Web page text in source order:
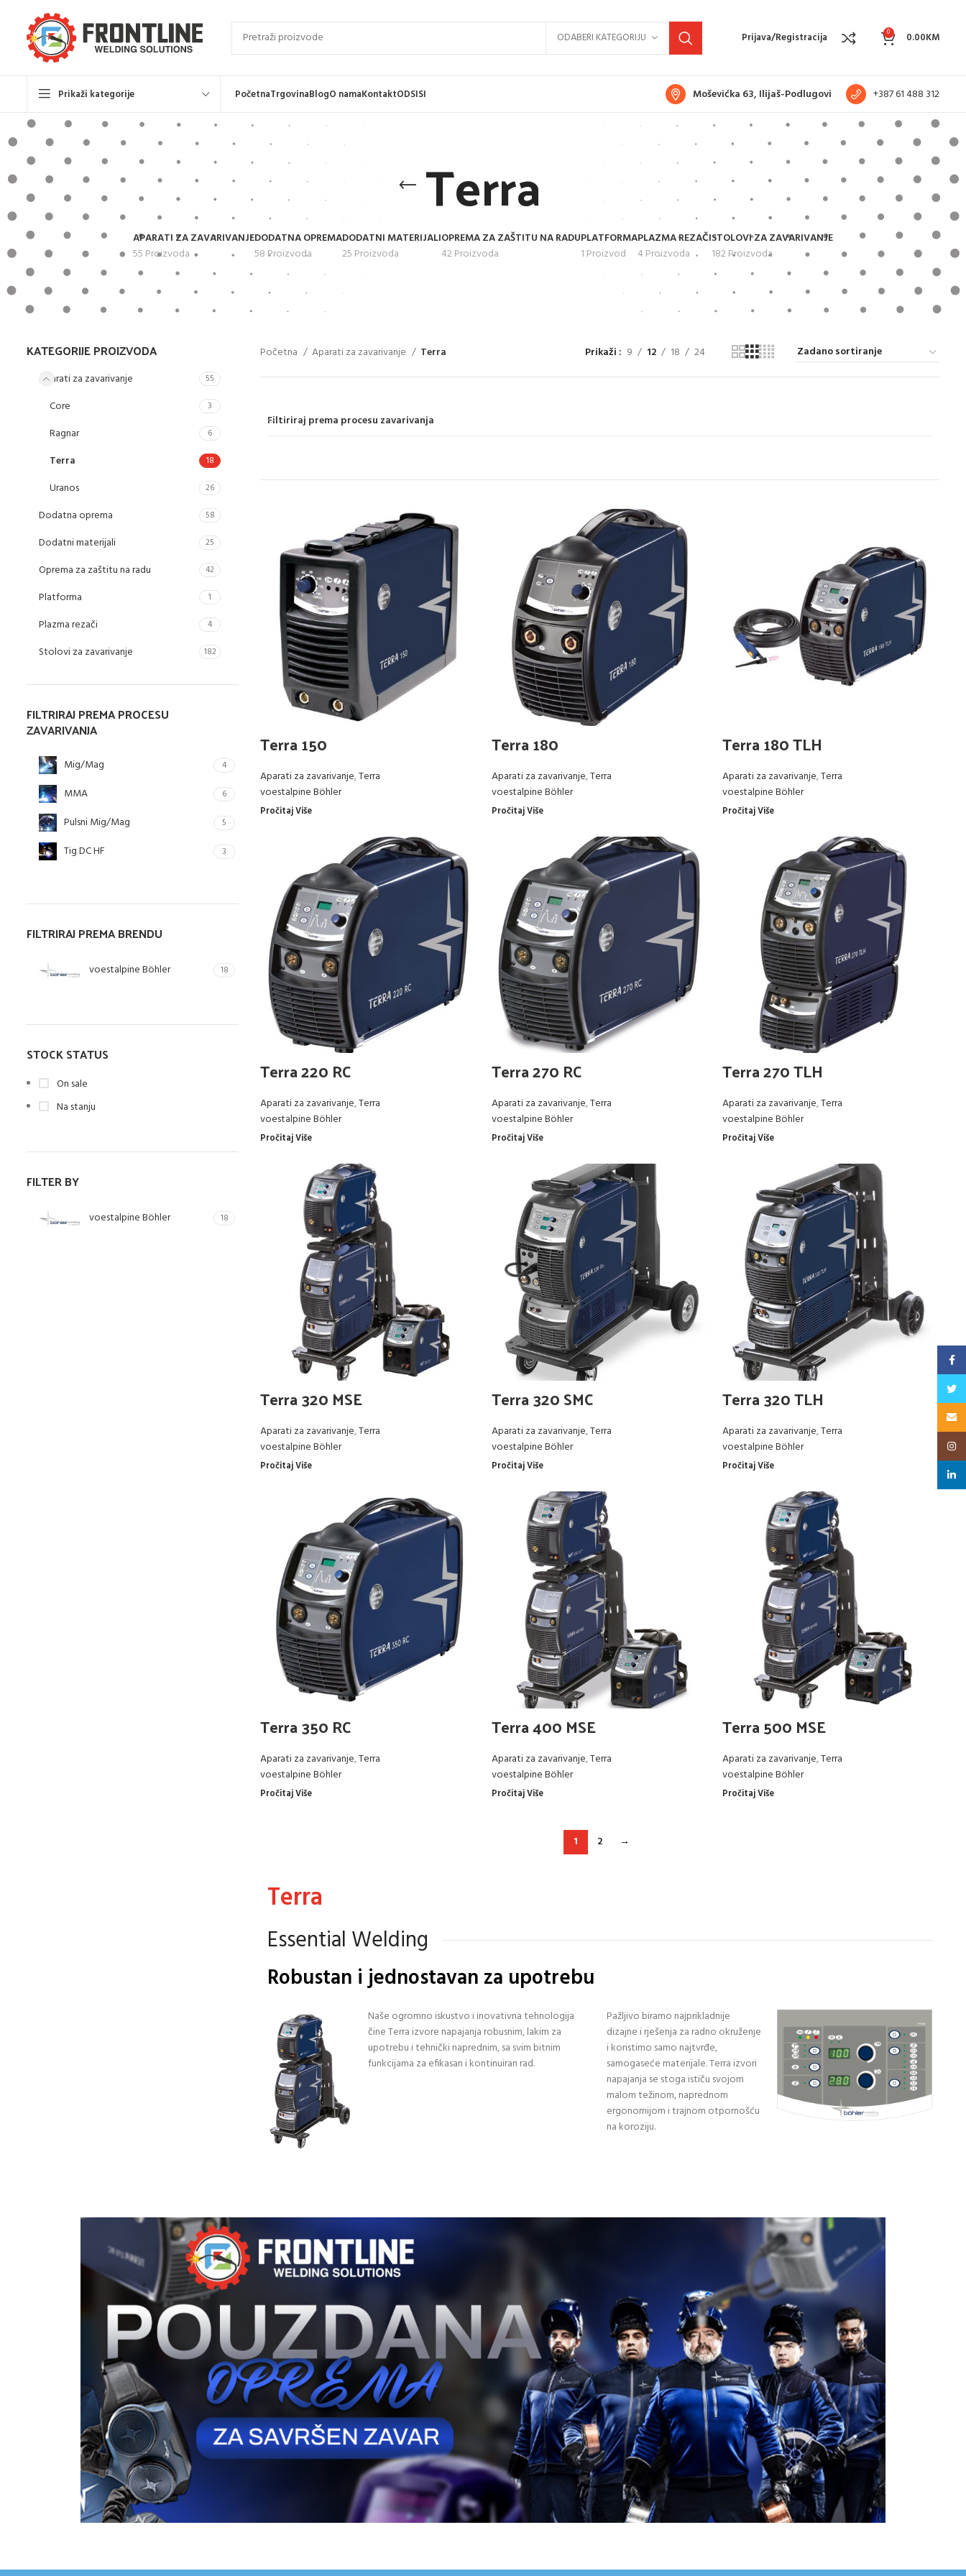
ODABERI KATEGORIJU Prijava/Registracija 0 0.00KM
Prikaži kategorije PočetnaTrgovinaBlogO namaKontaktODSISI Moševićka 63, Ilijaš-Podlugovi +387 61 488 312
Terra
APARATI ZA ZAVARIVANJE
55 Proizvoda
DODATNA OPREMA
58 Proizvoda
DODATNI MATERIJALI
25 Proizvoda
OPREMA ZA ZAŠTITU NA RADU
42 Proizvoda
PLATFORMA
1 Proizvod
PLAZMA REZAČI
4 Proizvoda
STOLOVI ZA ZAVARIVANJE
182 Proizvoda
KATEGORIJE PROIZVODA
Aparati za zavarivanje 55
Core 3
Ragnar 6
Terra 18
Uranos 26
Dodatna oprema 58
Dodatni materijali 25
Oprema za zaštitu na radu 42
Platforma 1
Plazma rezači 4
Stolovi za zavarivanje 182
FILTRIRAJ PREMA PROCESU
ZAVARIVANJA
Mig/Mag 4
MMA 6
Pulsni Mig/Mag 5
Tig DC HF 3
FILTRIRAJ PREMA BRENDU
voestalpine Böhler 18
STOCK STATUS
On sale
Na stanju
FILTER BY
voestalpine Böhler 18
Početna Aparati za zavarivanje Terra Prikaži 9 12 18 24
Filtiriraj prema procesu zavarivanja
Terra 150
Aparati za zavarivanje,Terra
voestalpine Böhler
Pročitaj Više
Terra 180
Aparati za zavarivanje,Terra
voestalpine Böhler
Pročitaj Više
Terra 180 TLH
Aparati za zavarivanje,Terra
voestalpine Böhler
Pročitaj Više
Terra 220 RC
Aparati za zavarivanje,Terra
voestalpine Böhler
Pročitaj Više
Terra 270 RC
Aparati za zavarivanje,Terra
voestalpine Böhler
Pročitaj Više
Terra 270 TLH
Aparati za zavarivanje,Terra
voestalpine Böhler
Pročitaj Više
Terra 320 MSE
Aparati za zavarivanje,Terra
voestalpine Böhler
Pročitaj Više
Terra 320 SMC
Aparati za zavarivanje,Terra
voestalpine Böhler
Pročitaj Više
Terra 320 TLH
Aparati za zavarivanje,Terra
voestalpine Böhler
Pročitaj Više
Terra 350 RC
Aparati za zavarivanje,Terra
voestalpine Böhler
Pročitaj Više
Terra 400 MSE
Aparati za zavarivanje,Terra
voestalpine Böhler
Pročitaj Više
Terra 500 MSE
Aparati za zavarivanje,Terra
voestalpine Böhler
Pročitaj Više
1 2 →
Terra
Essential Welding
Robustan i jednostavan za upotrebu
Naše ogromno iskustvo i inovativna tehnologija
čine Terra izvore napajanja robusnim, lakim za
upotrebu i tehnički naprednim, sa svim bitnim
funkcijama za efikasan i kontinuiran rad.
Pažljivo biramo najprikladnije
dizajne i rješenja za radno okruženje
i koristimo samo najtvrđe,
samogaseće materijale. Terra izvori
napajanja se stoga ističu svojom
malom težinom, naprednom
ergonomijom i trajnom otpornošću
na koroziju.
Email